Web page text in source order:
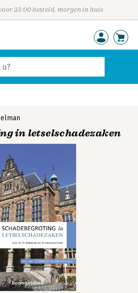
23:00 besteld, morgen in huis
in letselschadezaken